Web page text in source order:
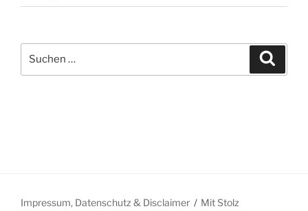
nach:
Impressum, Datenschutz & Disclaimer Mit Stolz